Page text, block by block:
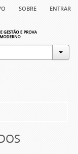
sobre entrar